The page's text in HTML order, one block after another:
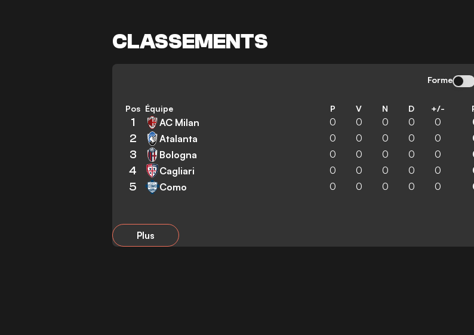
CLASSEMENTS
Forme
Pos Équipe P V N D +/-
1 AC Milan 0 0 0 0 0
2 Atalanta 0 0 0 0 0
3 Bologna 0 0 0 0 0
4 Cagliari 0 0 0 0 0
5 Como 0 0 0 0 0
Plus